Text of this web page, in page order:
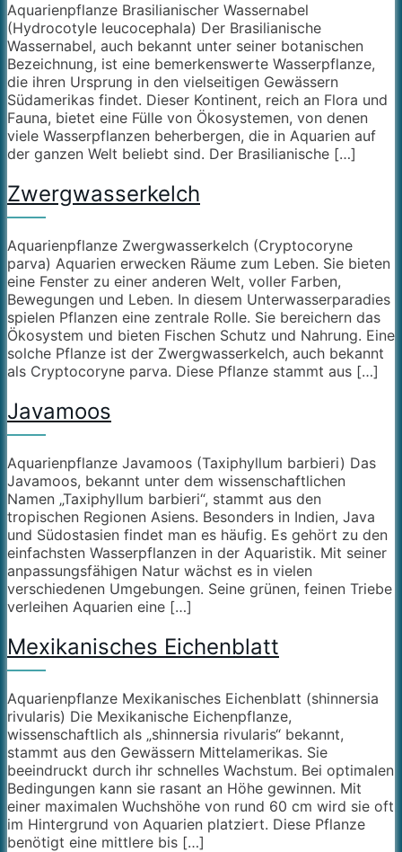
Aquarienpflanze Brasilianischer Wassernabel
(Hydrocotyle leucocephala) Der Brasilianische
Wassernabel, auch bekannt unter seiner botanischen
Bezeichnung, ist eine bemerkenswerte Wasserpflanze,
die ihren Ursprung in den vielseitigen Gewässern
Südamerikas findet. Dieser Kontinent, reich an Flora und
Fauna, bietet eine Fülle von Ökosystemen, von denen
viele Wasserpflanzen beherbergen, die in Aquarien auf
der ganzen Welt beliebt sind. Der Brasilianische […]
Zwergwasserkelch
Aquarienpflanze Zwergwasserkelch (Cryptocoryne
parva) Aquarien erwecken Räume zum Leben. Sie bieten
eine Fenster zu einer anderen Welt, voller Farben,
Bewegungen und Leben. In diesem Unterwasserparadies
spielen Pflanzen eine zentrale Rolle. Sie bereichern das
Ökosystem und bieten Fischen Schutz und Nahrung. Eine
solche Pflanze ist der Zwergwasserkelch, auch bekannt
als Cryptocoryne parva. Diese Pflanze stammt aus […]
Javamoos
Aquarienpflanze Javamoos (Taxiphyllum barbieri) Das
Javamoos, bekannt unter dem wissenschaftlichen
Namen „Taxiphyllum barbieri“, stammt aus den
tropischen Regionen Asiens. Besonders in Indien, Java
und Südostasien findet man es häufig. Es gehört zu den
einfachsten Wasserpflanzen in der Aquaristik. Mit seiner
anpassungsfähigen Natur wächst es in vielen
verschiedenen Umgebungen. Seine grünen, feinen Triebe
verleihen Aquarien eine […]
Mexikanisches Eichenblatt
Aquarienpflanze Mexikanisches Eichenblatt (shinnersia
rivularis) Die Mexikanische Eichenpflanze,
wissenschaftlich als „shinnersia rivularis“ bekannt,
stammt aus den Gewässern Mittelamerikas. Sie
beeindruckt durch ihr schnelles Wachstum. Bei optimalen
Bedingungen kann sie rasant an Höhe gewinnen. Mit
einer maximalen Wuchshöhe von rund 60 cm wird sie oft
im Hintergrund von Aquarien platziert. Diese Pflanze
benötigt eine mittlere bis […]